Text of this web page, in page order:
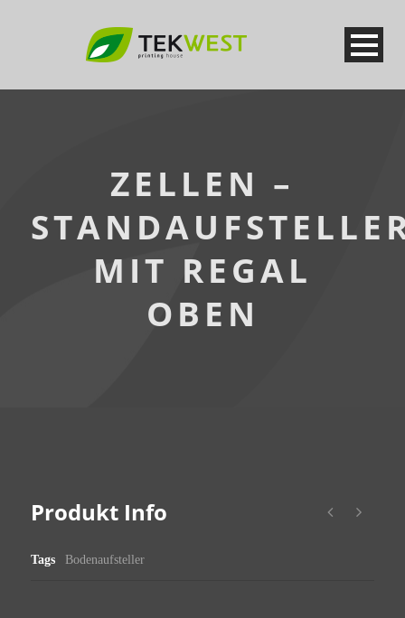
ZELLEN –
MIT REGAL
OBEN
Produkt Info
Tags Bodenaufsteller